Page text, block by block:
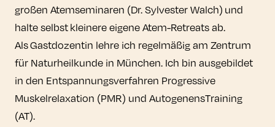
großen Atemseminaren (Dr. Sylvester Walch) und
halte selbst kleinere eigene Atem-Retreats ab.
Als Gastdozentin lehre ich regelmäßig am Zentrum
für Naturheilkunde in München. Ich bin ausgebildet
in den Entspannungsverfahren Progressive
Muskelrelaxation (PMR) und AutogenensTraining
(AT).